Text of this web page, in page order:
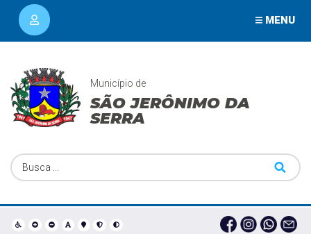
MENU
Município de
SÃO JERÔNIMO DA
SERRA